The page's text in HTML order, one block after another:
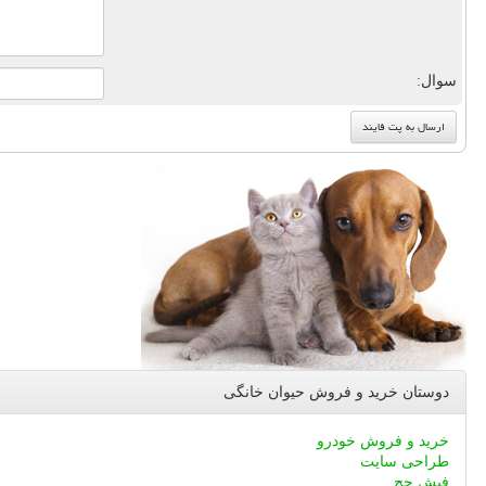
سوال:
دوستان خرید و فروش حیوان خانگی
خرید و فروش خودرو
طراحی سایت
فیش حج